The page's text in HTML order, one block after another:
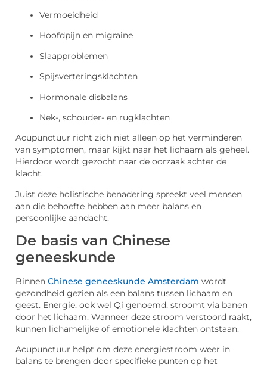
Vermoeidheid
Hoofdpijn en migraine
Slaapproblemen
Spijsverteringsklachten
Hormonale disbalans
Nek-, schouder- en rugklachten
Acupunctuur richt zich niet alleen op het verminderen
van symptomen, maar kijkt naar het lichaam als geheel.
Hierdoor wordt gezocht naar de oorzaak achter de
klacht.
Juist deze holistische benadering spreekt veel mensen
aan die behoefte hebben aan meer balans en
persoonlijke aandacht.
De basis van Chinese
geneeskunde
Binnen Chinese geneeskunde Amsterdam wordt
gezondheid gezien als een balans tussen lichaam en
geest. Energie, ook wel Qi genoemd, stroomt via banen
door het lichaam. Wanneer deze stroom verstoord raakt,
kunnen lichamelijke of emotionele klachten ontstaan.
Acupunctuur helpt om deze energiestroom weer in
balans te brengen door specifieke punten op het